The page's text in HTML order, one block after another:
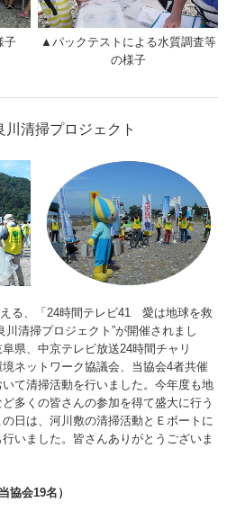
子
▲パックテストによる水質調査等
の様子
清掃プロジェクト
る、「24時間テレビ41 愛は地球を救
川清掃プロジェクト”が開催されまし
県、中京テレビ放送24時間チャリ
ネットワーク協議会、当協会4者共催
て清掃活動を行いました。今年度も地
多くの皆さんの参加を得て盛大に行う
日は、河川敷の清掃活動とＥボートに
いました。皆さんありがとうございま
協会19名）